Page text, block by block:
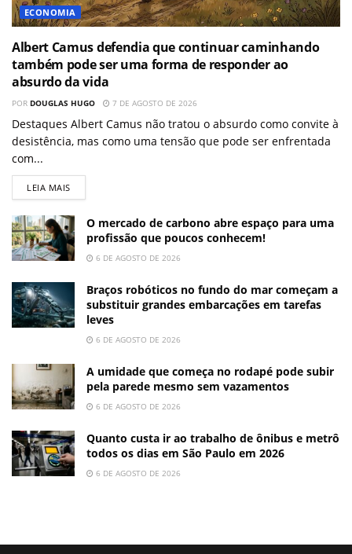
ECONOMIA
Albert Camus defendia que continuar caminhando
também pode ser uma forma de responder ao
absurdo da vida
POR DOUGLAS HUGO 7 DE AGOSTO DE 2026
Destaques Albert Camus não tratou o absurdo como convite à
desistência, mas como uma tensão que pode ser enfrentada
com...
LEIA MAIS
O mercado de carbono abre espaço para uma
profissão que poucos conhecem!
6 DE AGOSTO DE 2026
Braços robóticos no fundo do mar começam a
substituir grandes embarcações em tarefas
leves
6 DE AGOSTO DE 2026
A umidade que começa no rodapé pode subir
pela parede mesmo sem vazamentos
6 DE AGOSTO DE 2026
Quanto custa ir ao trabalho de ônibus e metrô
todos os dias em São Paulo em 2026
6 DE AGOSTO DE 2026